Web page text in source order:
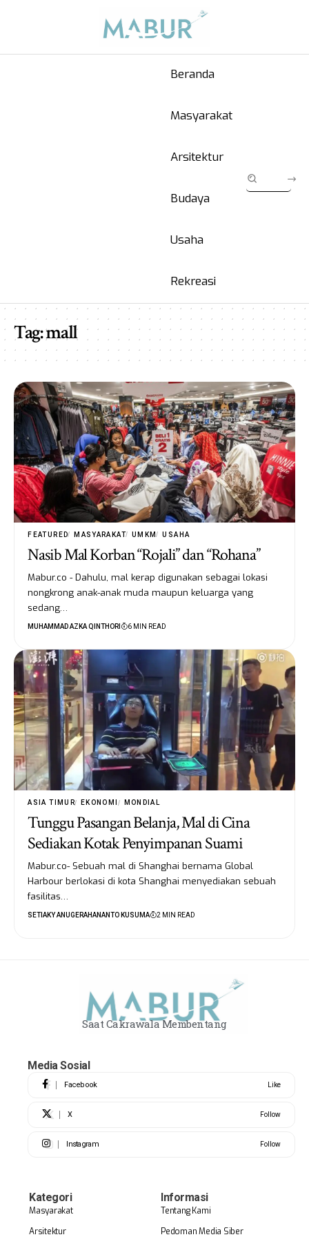
Beranda
Masyarakat
Arsitektur
Budaya
Usaha
Rekreasi
Tag:mall
FEATURED MASYARAKAT UMKM USAHA
Nasib Mal Korban “Rojali” dan “Rohana”
Mabur.co - Dahulu, mal kerap digunakan sebagai lokasi
nongkrong anak-anak muda maupun keluarga yang
sedang…
MUHAMMAD AZKA QINTHORI 6 MIN READ
ASIA TIMUR EKONOMI MONDIAL
Tunggu Pasangan Belanja, Mal di Cina
Sediakan Kotak Penyimpanan Suami
Mabur.co- Sebuah mal di Shanghai bernama Global
Harbour berlokasi di kota Shanghai menyediakan sebuah
fasilitas…
SETIAKY ANUGERAHANANTO KUSUMA 2 MIN READ
Saat Cakrawala Membentang
Media Sosial
Facebook Like
X Follow
Instagram Follow
Kategori
Masyarakat
Arsitektur
Informasi
Tentang Kami
Pedoman Media Siber